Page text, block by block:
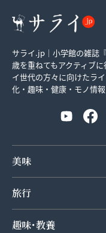
サライ.jp｜小学館の雑誌
歳を重ねてもアクティブ
イ世代の方々に向けたラ
化・趣味・健康・モノ情
美味
旅行
趣味･教養